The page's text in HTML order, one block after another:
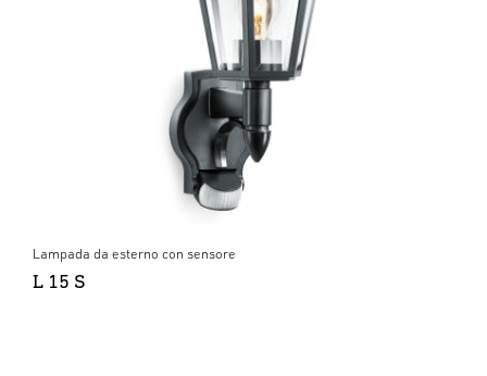
Lampada da esterno con sensore
L 15 S